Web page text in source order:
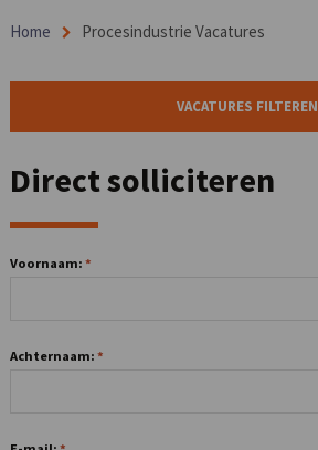
Home Procesindustrie Vacatures
VACATURES FILTEREN
Direct solliciteren
Voornaam:
Achternaam: